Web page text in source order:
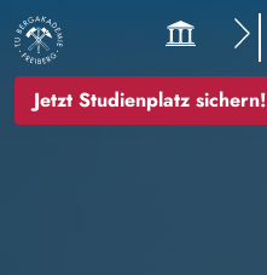
Jetzt Studienplatz sichern!
Bild